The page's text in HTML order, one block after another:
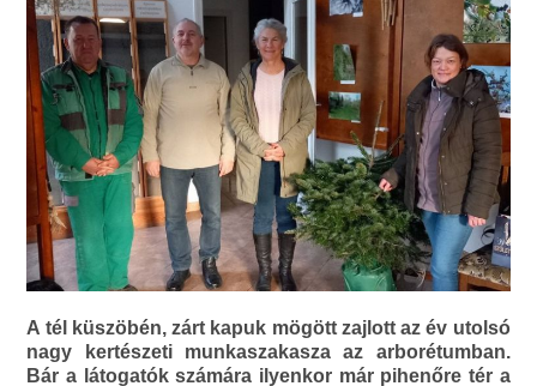
A tél küszöbén, zárt kapuk mögött zajlott az év utolsó
nagy kertészeti munkaszakasza az arborétumban.
Bár a látogatók számára ilyenkor már pihenőre tér a